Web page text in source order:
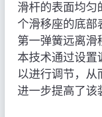
滑杆的表面均匀
个滑移座的底部
第一弹簧远离滑
本技术通过设置
以进行调节，从
进一步提高了该